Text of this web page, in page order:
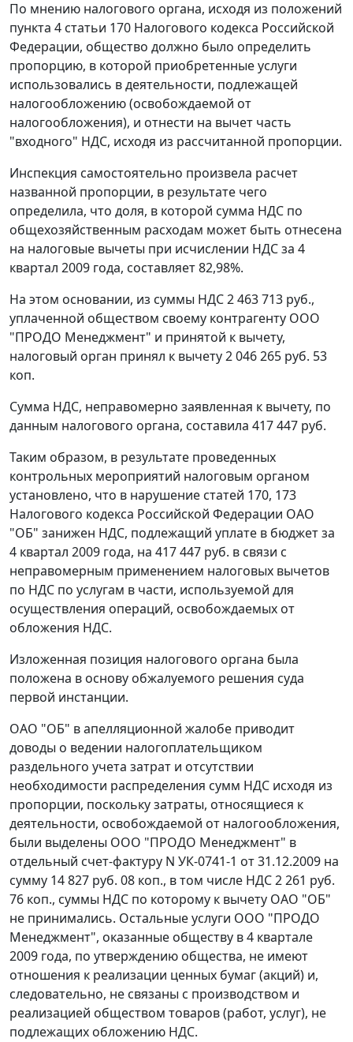
По мнению налогового органа, исходя из положений
пункта 4 статьи 170 Налогового кодекса Российской
Федерации, общество должно было определить
пропорцию, в которой приобретенные услуги
использовались в деятельности, подлежащей
налогообложению (освобождаемой от
налогообложения), и отнести на вычет часть
"входного" НДС, исходя из рассчитанной пропорции.
Инспекция самостоятельно произвела расчет
названной пропорции, в результате чего
определила, что доля, в которой сумма НДС по
общехозяйственным расходам может быть отнесена
на налоговые вычеты при исчислении НДС за 4
квартал 2009 года, составляет 82,98%.
На этом основании, из суммы НДС 2 463 713 руб.,
уплаченной обществом своему контрагенту ООО
"ПРОДО Менеджмент" и принятой к вычету,
налоговый орган принял к вычету 2 046 265 руб. 53
коп.
Сумма НДС, неправомерно заявленная к вычету, по
данным налогового органа, составила 417 447 руб.
Таким образом, в результате проведенных
контрольных мероприятий налоговым органом
установлено, что в нарушение статей 170, 173
Налогового кодекса Российской Федерации ОАО
"ОБ" занижен НДС, подлежащий уплате в бюджет за
4 квартал 2009 года, на 417 447 руб. в связи с
неправомерным применением налоговых вычетов
по НДС по услугам в части, используемой для
осуществления операций, освобождаемых от
обложения НДС.
Изложенная позиция налогового органа была
положена в основу обжалуемого решения суда
первой инстанции.
ОАО "ОБ" в апелляционной жалобе приводит
доводы о ведении налогоплательщиком
раздельного учета затрат и отсутствии
необходимости распределения сумм НДС исходя из
пропорции, поскольку затраты, относящиеся к
деятельности, освобождаемой от налогообложения,
были выделены ООО "ПРОДО Менеджмент" в
отдельный счет-фактуру N УК-0741-1 от 31.12.2009 на
сумму 14 827 руб. 08 коп., в том числе НДС 2 261 руб.
76 коп., суммы НДС по которому к вычету ОАО "ОБ"
не принимались. Остальные услуги ООО "ПРОДО
Менеджмент", оказанные обществу в 4 квартале
2009 года, по утверждению общества, не имеют
отношения к реализации ценных бумаг (акций) и,
следовательно, не связаны с производством и
реализацией обществом товаров (работ, услуг), не
подлежащих обложению НДС.